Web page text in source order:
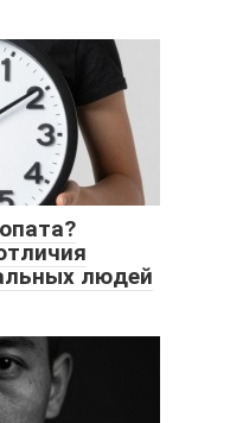
людей